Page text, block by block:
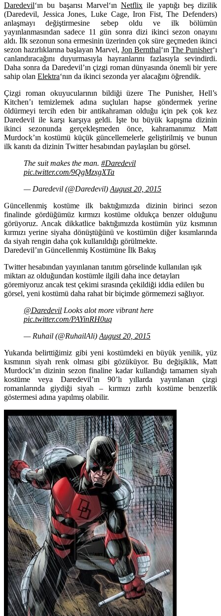
Daredevil‘ın bu başarısı Marvel‘ın Netflix ile yaptığı beş dizilik
(Daredevil, Jessica Jones, Luke Cage, Iron Fist, The Defenders)
anlaşmayı değiştirmesine sebep oldu ve ilk bölümün
yayınlanmasından sadece 11 gün sonra dizi ikinci sezon onayını
aldı. İlk sezonun sona ermesinin üzerinden çok süre geçmeden ikinci
sezon hazırlıklarına başlayan Marvel, Jon Bernthal‘ın The Punisher‘ı
canlandıracağını duyurmasıyla hayranlarını fazlasıyla sevindirdi.
Daha sonra da Daredevil’ın çizgi roman dünyasında önemli bir yere
sahip olan Elektra‘nın da ikinci sezonda yer alacağını öğrendik.
Çizgi roman okuyucularının bildiği üzere The Punisher, Hell’s
Kitchen’ı temizlemek adına suçluları hapse göndermek yerine
öldürmeyi tercih eden bir antikahraman olduğu için pek çok kez
Daredevil ile karşı karşıya geldi. İşte bu büyük kapışma dizinin
ikinci sezonunda gerçekleşmeden önce, kahramanımız Matt
Murdock’ın kostümü küçük güncellemelerle geliştirilmiş ve bunun
ilk kanıtı da dizinin Twitter hesabından paylaşılan bu görsel.
The suit makes the man. #Daredevil
pic.twitter.com/9QgMzxgXTa
— Daredevil (@Daredevil) August 20, 2015
Güncellenmiş kostüme ilk baktığımızda dizinin birinci sezon
finalinde gördüğümüz kırmızı kostüme oldukça benzer olduğunu
görüyoruz. Ancak dikkatlice baktığımızda kostümün yüz kısmının
kırmızı yerine siyaha dönüştüğünü ve kostümün diğer kısımlarında
da siyah rengin daha çok kullanıldığı görülmekte.
Daredevil’ın Güncellenmiş Kostümüne İlk Bakış
Twitter hesabından yayınlanan tanıtım görselinde kullanılan ışık
miktarı az olduğundan kostümle ilgili daha ince detayları
göremiyoruz ancak test çekimi sırasında çekildiği iddia edilen bu
görsel, yeni kostümü daha rahat bir biçimde görmemezi sağlıyor.
@Daredevil Looks alot more vibrant here
pic.twitter.com/PAYinRH0uq
— Ruhail (@RuhailAli) August 20, 2015
Yukarıda belirttiğimiz gibi yeni kostümdeki en büyük yenilik, yüz
kısmının siyah renk olması gibi gözüküyor. Bu değişiklik, Matt
Murdock’ın dizinin sezon finaline kadar kullandığı tamamen siyah
kostüme veya Daredevil’ın 90’lı yıllarda yayınlanan çizgi
romanlarında giydiği siyah – kırmızı zırhlı kostüme benzerlik
göstermesi adına yapılmış olabilir.